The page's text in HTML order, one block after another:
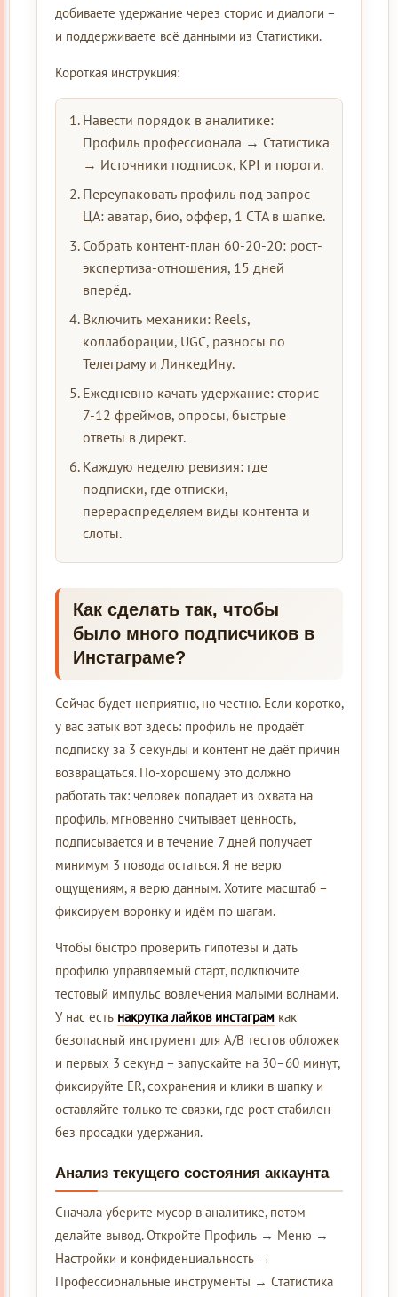
добиваете удержание через сторис и диалоги –
и поддерживаете всё данными из Статистики.
Короткая инструкция:
Навести порядок в аналитике:
Профиль профессионала → Статистика
→ Источники подписок, KPI и пороги.
Переупаковать профиль под запрос
ЦА: аватар, био, оффер, 1 CTA в шапке.
Собрать контент-план 60-20-20: рост-
экспертиза-отношения, 15 дней
вперёд.
Включить механики: Reels,
коллаборации, UGC, разносы по
Телеграму и ЛинкедИну.
Ежедневно качать удержание: сторис
7-12 фреймов, опросы, быстрые
ответы в директ.
Каждую неделю ревизия: где
подписки, где отписки,
перераспределяем виды контента и
слоты.
Как сделать так, чтобы
было много подписчиков в
Инстаграме?
Сейчас будет неприятно, но честно. Если коротко,
у вас затык вот здесь: профиль не продаёт
подписку за 3 секунды и контент не даёт причин
возвращаться. По-хорошему это должно
работать так: человек попадает из охвата на
профиль, мгновенно считывает ценность,
подписывается и в течение 7 дней получает
минимум 3 повода остаться. Я не верю
ощущениям, я верю данным. Хотите масштаб –
фиксируем воронку и идём по шагам.
Чтобы быстро проверить гипотезы и дать
профилю управляемый старт, подключите
тестовый импульс вовлечения малыми волнами.
У нас есть накрутка лайков инстаграм как
безопасный инструмент для A/B тестов обложек
и первых 3 секунд – запускайте на 30–60 минут,
фиксируйте ER, сохранения и клики в шапку и
оставляйте только те связки, где рост стабилен
без просадки удержания.
Анализ текущего состояния аккаунта
Сначала уберите мусор в аналитике, потом
делайте вывод. Откройте Профиль → Меню →
Настройки и конфиденциальность →
Профессиональные инструменты → Статистика